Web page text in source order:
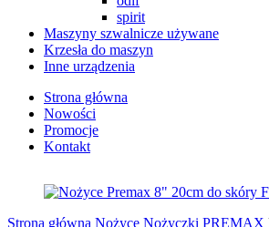
spirit
Maszyny szwalnicze używane
Krzesła do maszyn
Inne urządzenia
Strona główna
Nowości
Promocje
Kontakt
Strona główna Nożyce Nożyczki PREMAX